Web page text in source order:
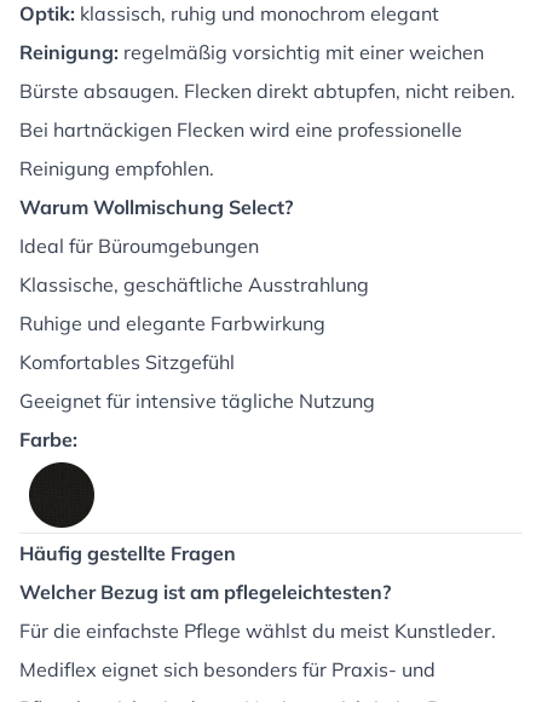
Optik: klassisch, ruhig und monochrom elegant
Reinigung: regelmäßig vorsichtig mit einer weichen
Bürste absaugen. Flecken direkt abtupfen, nicht reiben.
Bei hartnäckigen Flecken wird eine professionelle
Reinigung empfohlen.
Warum Wollmischung Select?
Ideal für Büroumgebungen
Klassische, geschäftliche Ausstrahlung
Ruhige und elegante Farbwirkung
Komfortables Sitzgefühl
Geeignet für intensive tägliche Nutzung
Farbe:
Häufig gestellte Fragen
Welcher Bezug ist am pflegeleichtesten?
Für die einfachste Pflege wählst du meist Kunstleder.
Mediflex eignet sich besonders für Praxis- und